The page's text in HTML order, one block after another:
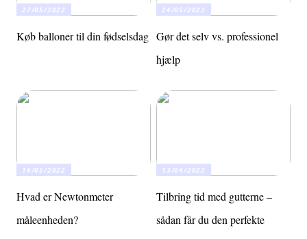
27/05/2022
Køb balloner til din fødselsdag
24/05/2022
Gør det selv vs. professionel
hjælp
16/05/2022
Hvad er Newtonmeter
måleenheden?
13/04/2022
Tilbring tid med gutterne –
sådan får du den perfekte